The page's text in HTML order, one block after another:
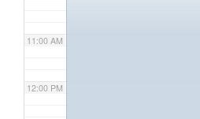
11:00 AM
12:00 PM